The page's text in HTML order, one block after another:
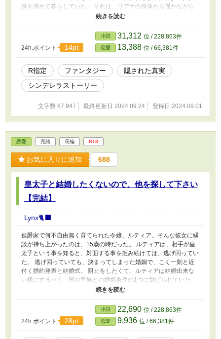
身を潜めて暮らしていた。 それは、リアナの身体から僅かながら
溢れる魔力をひた隠していなければならない、とリアナの本心が警
告をしていたからだった。 この生活を10年続けた22歳の時、少し
ずつリアナを取り巻く環境が変わりつつあって−−− ＊Hシーンには
♡が付きます ＊二部作です 独身編の後に新婚編があります ＊話の
内容により、終盤にも新しいキャラも出て来る事になるので、独身
編と新婚編に分けました
24h.ポイント 14pt
小説 31,312 位 / 228,863件
恋愛 13,388 位 / 66,381件
R指定 ファンタジー
隠された真実
シンデレラストーリー
文字数 67,947 最終更新日 2024.09.24 登録日 2024.09.01
恋愛 完結 長編 R18
お気に入りに追加 688
皇太子と結婚したくないので、他を探して下さい
【完結】
Lynx🐈‍⬛
侯爵家で何不自由無く育てられた令嬢、ルティア。そんな彼女に縁
談が持ち上がったのは、15歳の時だった。 ルティアは、相手が皇
太子という事を知ると、対面する事を拒み続けては、逃げ回ってい
た。 逃げ回っていても、決まってしまった婚姻で、こく一刻と近
付く婚約発表と結婚式。 阻止をしたくて、ルティアは結婚出来な
い様にするべく、国の皇族との婚姻条件の1つに挙げられていた、
皇太子妃になる令嬢の純潔を早く捨てようと考えていた−−−。 だ
太子との接点が明らかになると、ルティアの意思は変わっていく−−
−。 ＊Hシーンは♡付
24h.ポイント
28pt
小説 22,690 位 / 228,863件
恋愛 9,936 位 / 66,381件